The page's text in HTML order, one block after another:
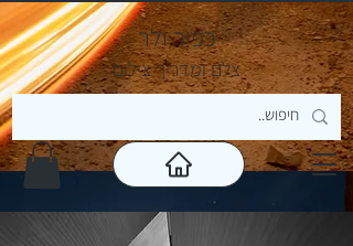
כפיר ולר
צלם ומדריך צילום